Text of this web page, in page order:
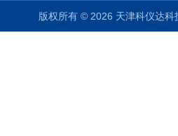
版权所有 © 2026 天津科仪达